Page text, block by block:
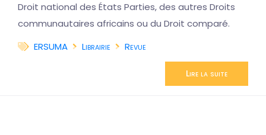
Droit national des États Parties, des autres Droits
communautaires africains ou du Droit comparé.
ERSUMA
Librairie Revue
Lire la suite